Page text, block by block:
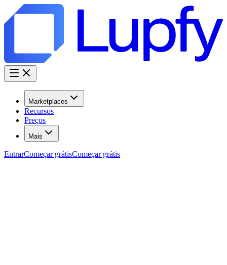
Marketplaces
Recursos
Preços
Mais
EntrarComeçar grátisComeçar grátis